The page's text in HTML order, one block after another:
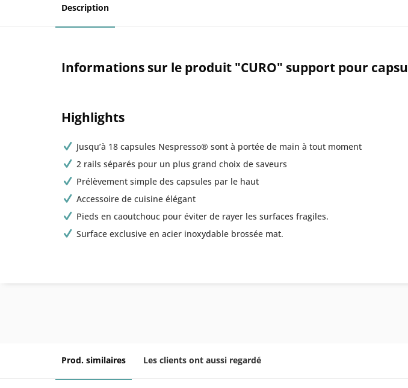
Description
Informations sur le produit "CURO" support pour
Highlights
Jusqu’à 18 capsules Nespresso® sont à portée de main à tout moment
2 rails séparés pour un plus grand choix de saveurs
Prélèvement simple des capsules par le haut
Accessoire de cuisine élégant
Pieds en caoutchouc pour éviter de rayer les surfaces fragiles.
Surface exclusive en acier inoxydable brossée mat.
Prod. similaires Les clients ont aussi regardé